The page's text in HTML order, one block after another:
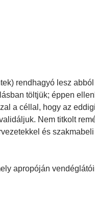
rendhagyó lesz
töltjük; éppen
a céllal, hogy az
Nem titkolt
és
apropóján